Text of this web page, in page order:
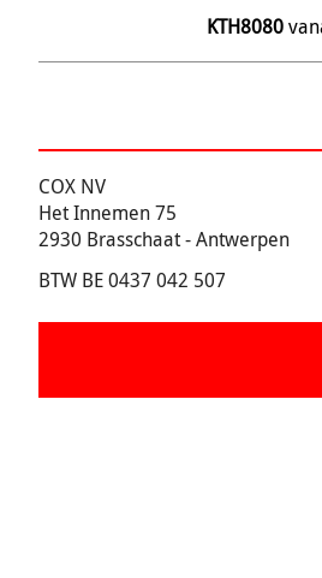
KTH8080
COX NV
Het Innemen 75
2930 Brasschaat - Antwerpen
BTW BE 0437 042 507